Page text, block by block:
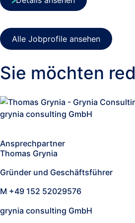
Alle Jobprofile ansehen
Sie möchten
grynia consulting GmbH
Ansprechpartner
Thomas Grynia
Gründer und Geschäftsführer
M +49 152 52029576
grynia consulting GmbH